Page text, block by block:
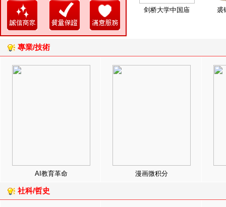
剑桥大学中国庙 裘
專業/技術
AI教育革命 漫画微积分
社科/哲史